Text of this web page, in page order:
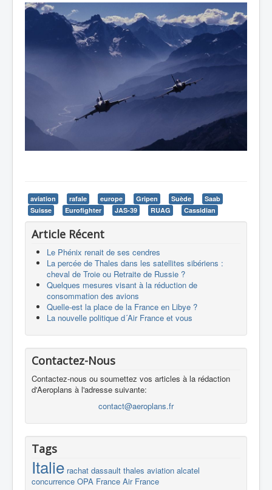
aviation rafale europe Gripen Suède
Saab
Suisse
Eurofighter JAS-39 RUAG Cassidian
Article Récent
Le Phénix renait de ses cendres
La percée de Thales dans les satellites sibériens :
cheval de Troie ou Retraite de Russie ?
Quelques mesures visant à la réduction de
consommation des avions
Quelle-est la place de la France en Libye ?
La nouvelle politique d´Air France et vous
Contactez-Nous
Contactez-nous ou soumettez vos articles à la rédaction
d'Aeroplans à l'adresse suivante:
contact@aeroplans.fr
Tags
Italie rachat dassault thales aviation alcatel
concurrence OPA France Air France